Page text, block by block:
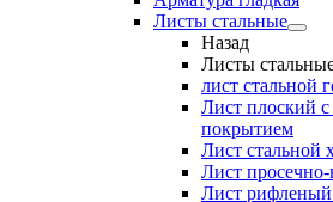
Листы стальные
Назад
Листы
лист стальной
Лист плоский
покрытием
Лист стальной
Лист
Лист рифленый